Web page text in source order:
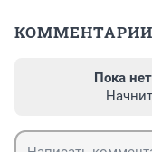
КОММЕНТАРИИ
Пока